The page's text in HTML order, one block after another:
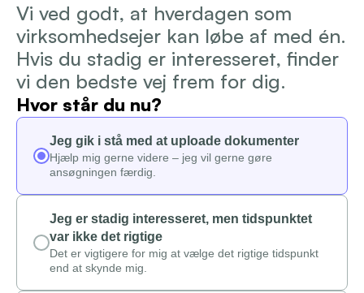
Blive investor
Login
Vi ved godt, at hverdagen som
virksomhedsejer kan løbe af med én.
Hvis du stadig er interesseret, finder
vi den bedste vej frem for dig.
Hvor står du nu?
Jeg gik i stå med at uploade dokumenter
Hjælp mig gerne videre – jeg vil gerne gøre
ansøgningen færdig.
Jeg er stadig interesseret, men tidspunktet
var ikke det rigtige
Det er vigtigere for mig at vælge det rigtige tidspunkt
end at skynde mig.